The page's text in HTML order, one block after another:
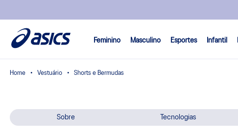
Feminino Masculino Esportes Infantil
Vestuário Shorts e Bermudas
Sobre Tecnologias